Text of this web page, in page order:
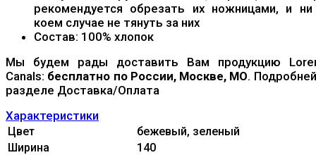
рекомендуется обрезать их ножницами, и
коем случае не тянуть за них
Состав: 100% хлопок
Мы будем рады доставить Вам продукцию
Canals: бесплатно по России, Москве, МО.
разделе Доставка/Оплата
Характеристики
Цвет
бежевый, зеленый
Ширина
140